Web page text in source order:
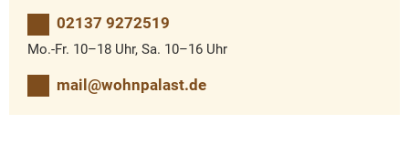
02137 9272519
Mo.-Fr. 10–18 Uhr, Sa. 10–16 Uhr
mail@wohnpalast.de